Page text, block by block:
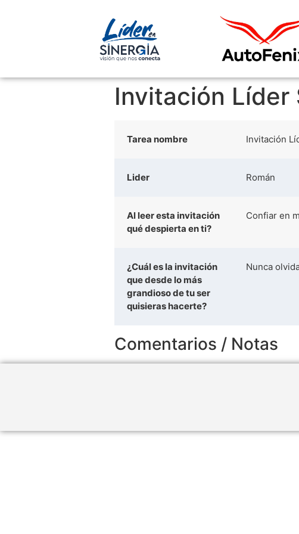
Invitación Líder
Tarea nombre Invitación
Lider Román
Al leer esta invitación
qué despierta en ti?
Confiar en
¿Cuál es la invitación
que desde lo más
grandioso de tu ser
quisieras hacerte?
Nunca
Comentarios / Notas